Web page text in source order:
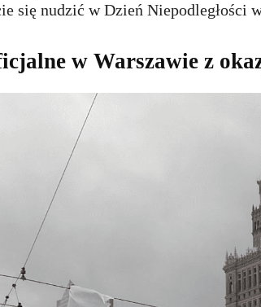
się nudzić w Dzień
w Warszawie z